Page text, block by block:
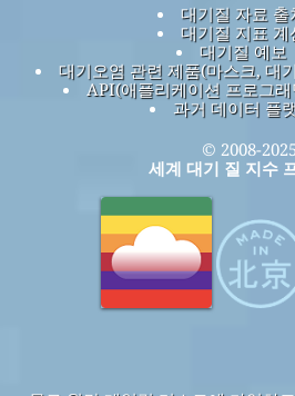
대기질 자료 출
대기질 지표 계
대기질 예보
대기오염 관련 제품(마스크, 대
API(애플리케이션 프로그
과거 데이터 플
© 2008-
세계 대기 질 지수